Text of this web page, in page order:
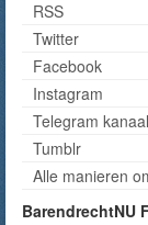
RSS
Twitter
Facebook
Instagram
Telegram kanaal
Tumblr
Alle manieren
BarendrechtNU